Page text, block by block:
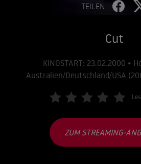
TEILEN
Cut
KINOSTART: 23.02.2000 •
Australien/Deutschland/USA
ZUM STREAMING-